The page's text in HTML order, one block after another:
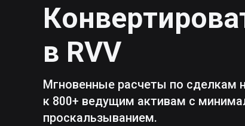
в RVV
Мгновенные расчеты по сделкам
к 800+ ведущим активам с
проскальзыванием.